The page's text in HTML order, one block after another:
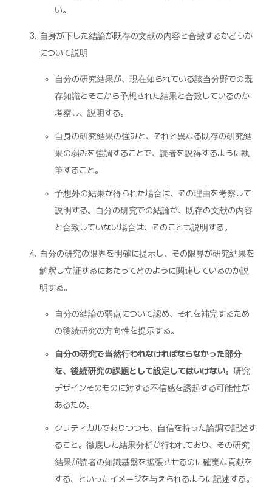
い。
自身が下した結論が既存の文献の内容と合致するかどうか
について説明
自分の研究結果が、現在知られている該当分野での既
存知識とそこから予想された結果と合致しているのか
考察し、説明する。
自身の研究結果の強みと、それと異なる既存の研究結
果の弱みを強調することで、読者を説得するように執
筆すること。
予想外の結果が得られた場合は、その理由を考察して
説明する。自分の研究での結論が、既存の文献の内容
と合致していない場合は、そのことも説明する。
自分の研究の限界を明確に提示し、その限界が研究結果を
解釈し立証するにあたってどのように関連しているのか説
明する。
自分の結論の弱点について認め、それを補完するため
の後続研究の方向性を提示する。
自分の研究で当然行われなければならなかった部分
を、後続研究の課題として設定してはいけない。 研究
デザインそのものに対する不信感を誘起する可能性が
あるため。
クリティカルでありつつも、自信を持った論調で記述す
ること。徹底した結果分析が行われており、その研究
結果が読者の知識基盤を拡張させるのに確実な貢献を
する、といったイメージを与えられるように記述する。